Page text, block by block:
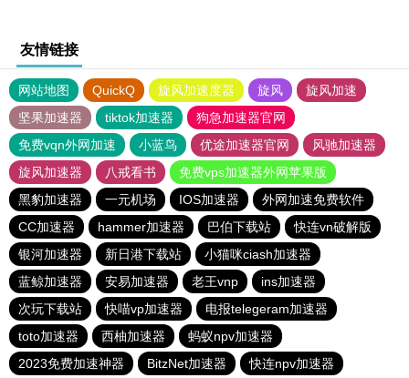
友情链接
网站地图 QuickQ 旋风加速度器 旋风
旋风加速
坚果加速器
tiktok加速器
狗急加速器官网
免费vqn外网加速
小蓝鸟 优途加速器官网
风驰加速器
旋风加速器
八戒看书
免费vps加速器外网苹果版
黑豹加速器
一元机场 IOS加速器
外网加速免费软件
CC加速器
hammer加速器 巴伯下载站
快连vn破解版
银河加速器
新日港下载站
小猫咪ciash加速器
蓝鲸加速器
安易加速器 老王vnp
ins加速器
次玩下载站
快喵vp加速器
电报telegeram加速器
toto加速器
西柚加速器
蚂蚁npv加速器
2023免费加速神器
BitzNet加速器 快连npv加速器